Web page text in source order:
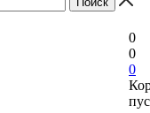
0
0
0